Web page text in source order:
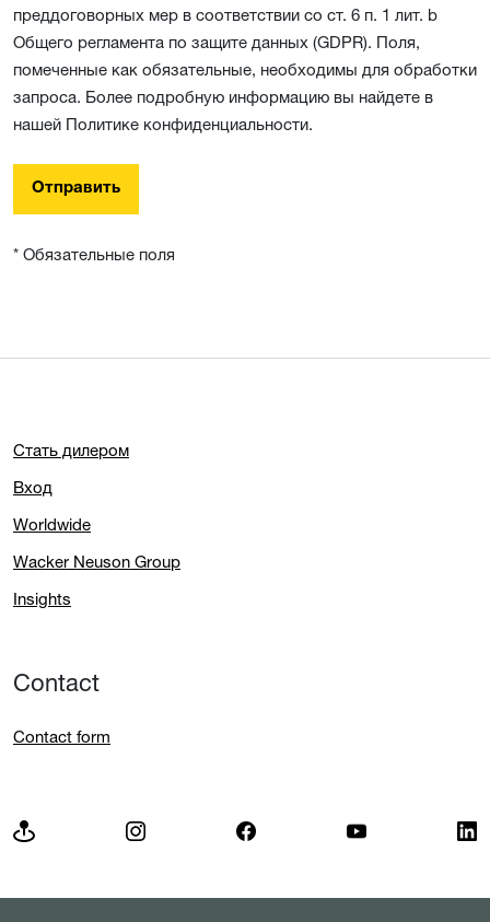
преддоговорных мер в соответствии со ст. 6 п. 1 лит. b
Общего регламента по защите данных (GDPR). Поля,
помеченные как обязательные, необходимы для обработки
запроса. Более подробную информацию вы найдете в
нашей Политике конфиденциальности.
Отправить
* Обязательные поля
Стать дилером
Вход
Worldwide
Wacker Neuson Group
Insights
Contact
Contact form